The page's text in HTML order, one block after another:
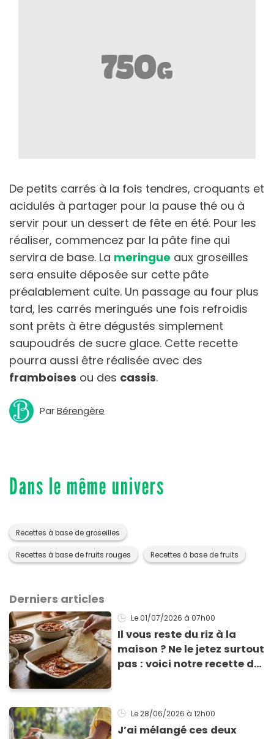
De petits carrés à la fois tendres, croquants et
acidulés à partager pour la pause thé ou à
servir pour un dessert de fête en été. Pour les
réaliser, commencez par la pâte fine qui
servira de base. La meringue aux groseilles
sera ensuite déposée sur cette pâte
préalablement cuite. Un passage au four plus
tard, les carrés meringués une fois refroidis
sont prêts à être dégustés simplement
saupoudrés de sucre glace. Cette recette
pourra aussi être réalisée avec des
framboises ou des cassis.
ParBérengère
Dans le même univers
Recettes à base de groseilles
Recettes à base de fruits rouges Recettes à base de fruits
Derniers articles
Le 01/07/2026 à 07h00
Il vous reste du riz à la
maison ? Ne le jetez surtout
pas : voici notre recette de
Le 28/06/2026 à 12h00
J’ai mélangé ces deux